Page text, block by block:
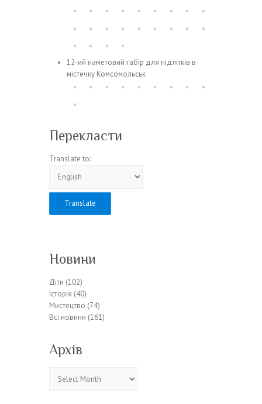
12-ий наметовий табір для підлітків в
містечку Комсомольськ
Перекласти
Translate to:
Новини
Діти (102)
Історія (40)
Мистецтво (74)
Всі новини (161)
Архів